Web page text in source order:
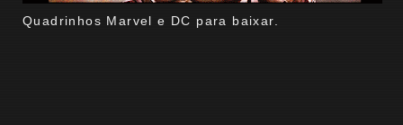
Quadrinhos Marvel e DC para baixar.